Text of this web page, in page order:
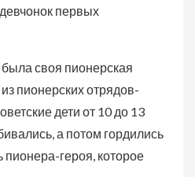
первых
своя пионерская
пионерских отрядов-
дети от 10 до 13
а потом гордились
пионера-героя, которое